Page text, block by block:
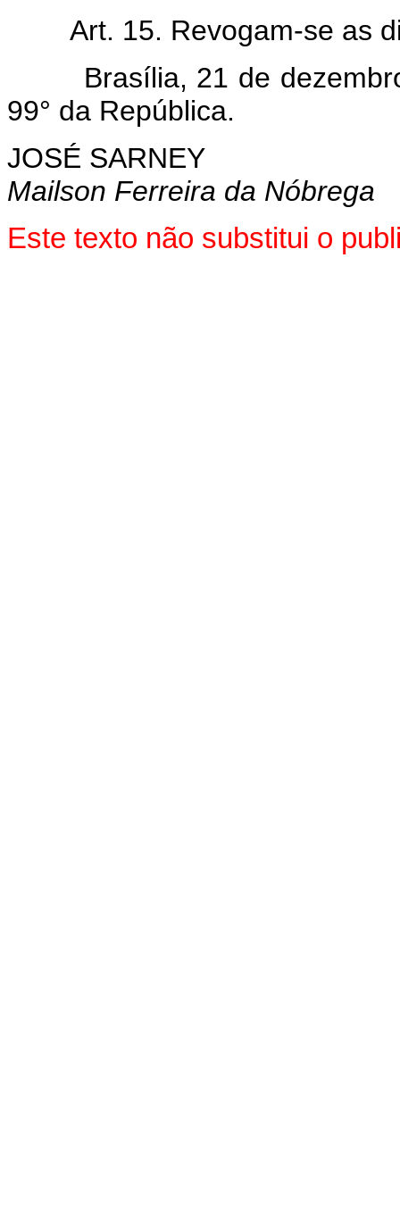
Art. 15. Revogam-se as
Brasília, 21 de
99° da República.
JOSÉ SARNEY
Mailson Ferreira da Nóbrega
Este texto não substitui o